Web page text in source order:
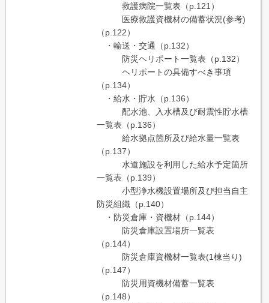
救護病院一覧表（p.121）
医療救護資機材の備蓄状況(参考)
（p.122）
・輸送・交通（p.132）
防災ヘリポート一覧表（p.132）
ヘリポートの具備すべき事項
（p.134）
・給水・貯水（p.136）
配水池、入水槽及び耐震性貯水槽
一覧表（p.136）
給水拠点箇所及び給水量一覧表
（p.137）
水道施設を利用した給水予定箇所
一覧表（p.139）
小型浄水機設置場所及び担当自主
防災組織（p.140）
・防災倉庫・資機材（p.144）
防災倉庫設置場所一覧表
（p.144）
防災倉庫資機材一覧表(1棟当り)
（p.147）
防災用資機材備蓄一覧表
（p.148）